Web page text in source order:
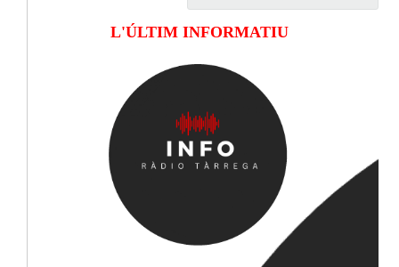
L'ÚLTIM INFORMATIU